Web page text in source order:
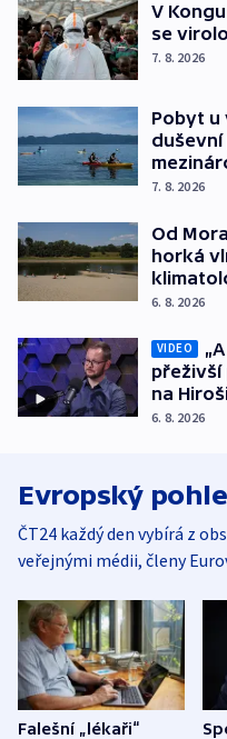
V
se
7. 8. 2026
Pobyt u
duševní
7. 8. 2026
Od
horká
6. 8. 2026
VIDEO
přeživší
na
6. 8. 2026
Evropský
ČT24 každý den vybírá z
veřejnými médii, členy
Falešní „lékaři“